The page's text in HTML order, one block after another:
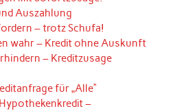
Auszahlung
– trotz Schufa!
wahr – Kredit ohne Auskunft
– Kreditzusage
für „Alle“
–